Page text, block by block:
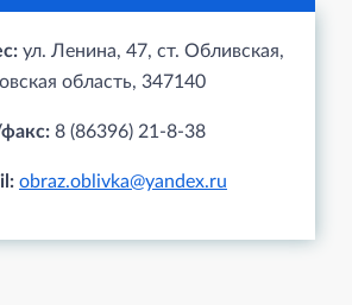
ул. Ленина, 47, ст. Обливская,
область, 347140
8 (86396) 21-8-38
obraz.oblivka@yandex.ru